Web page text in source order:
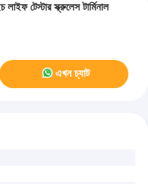
টেস্টার স্ক্রুলেস টার্মিনাল
এখন চ্যাট